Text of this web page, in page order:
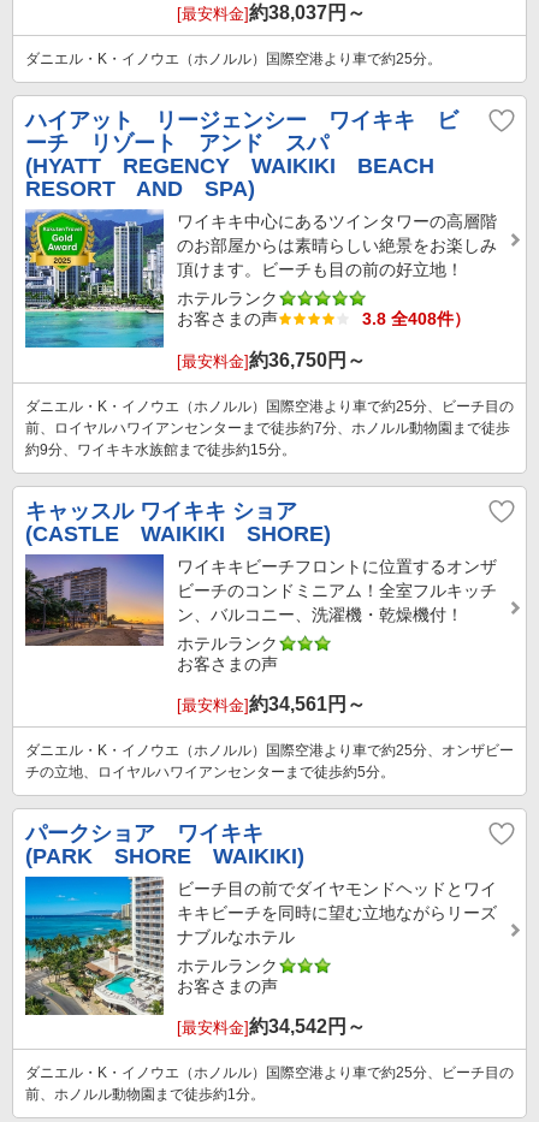
[最安料金]約38,037円～
ダニエル・K・イノウエ（ホノルル）国際空港より車で約25分。
ハイアット リージェンシー ワイキキ ビ
ーチ リゾート アンド スパ
(HYATT REGENCY WAIKIKI BEACH
RESORT AND SPA)
ワイキキ中心にあるツインタワーの高層階
のお部屋からは素晴らしい絶景をお楽しみ
頂けます。ビーチも目の前の好立地！
ホテルランク
お客さまの声
3.8 全408件）
[最安料金]約36,750円～
ダニエル・K・イノウエ（ホノルル）国際空港より車で約25分、ビーチ目の
前、ロイヤルハワイアンセンターまで徒歩約7分、ホノルル動物園まで徒歩
約9分、ワイキキ水族館まで徒歩約15分。
キャッスル ワイキキ ショア
(CASTLE WAIKIKI SHORE)
ワイキキビーチフロントに位置するオンザ
ビーチのコンドミニアム！全室フルキッチ
ン、バルコニー、洗濯機・乾燥機付！
ホテルランク
お客さまの声
[最安料金]約34,561円～
ダニエル・K・イノウエ（ホノルル）国際空港より車で約25分、オンザビー
チの立地、ロイヤルハワイアンセンターまで徒歩約5分。
パークショア ワイキキ
(PARK SHORE WAIKIKI)
ビーチ目の前でダイヤモンドヘッドとワイ
キキビーチを同時に望む立地ながらリーズ
ナブルなホテル
ホテルランク
お客さまの声
[最安料金]約34,542円～
ダニエル・K・イノウエ（ホノルル）国際空港より車で約25分、ビーチ目の
前、ホノルル動物園まで徒歩約1分。